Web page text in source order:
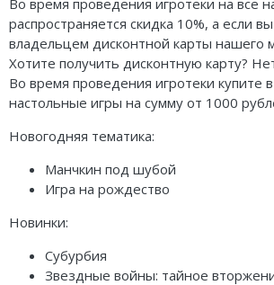
Во время проведения игротеки на все
распространяется скидка 10%, а если
владельцем дисконтной карты нашего
Хотите получить дисконтную карту?
Во время проведения игротеки купите
настольные игры на сумму от 1000
Новогодняя тематика:
Манчкин под шубой
Игра на рождество
Новинки:
Субурбия
Звездные войны: тайное
Логические
Кооперативные
Стратегические
Экономические
Тактические
Детективные
О мышах и тайнах
Эволюция
Зельеварение
Crowd Games
Lavka Games
GaGa Games
Пиксель Тактикс
Саграда